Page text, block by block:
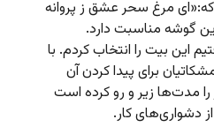
که:‌«ای مرغ سحر عشق ز پروانه
گوشه مناسبت دارد.
این بیت را انتخاب کردم. با
برای پیدا کردن آن
مدت‌ها زیر و رو کرده است
دشواری‌های کار.